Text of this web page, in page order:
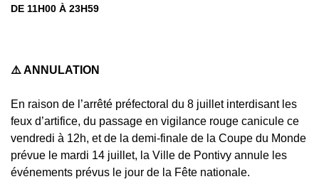
DE 11H00 À 23H59
⚠️ ANNULATION
En raison de l’arrêté préfectoral du 8 juillet interdisant les
feux d’artifice, du passage en vigilance rouge canicule ce
vendredi à 12h, et de la demi-finale de la Coupe du Monde
prévue le mardi 14 juillet, la Ville de Pontivy annule les
événements prévus le jour de la Fête nationale.